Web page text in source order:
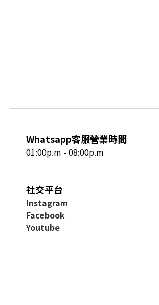
Whatsapp客服營業時間
01:00p.m - 08:00p.m
社交平台
Instagram
Facebook
Youtube